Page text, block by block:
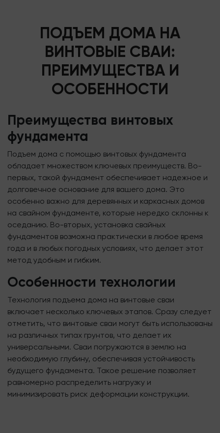
ПОДЪЕМ ДОМА НА
ВИНТОВЫЕ СВАИ:
ПРЕИМУЩЕСТВА И
ОСОБЕННОСТИ
Преимущества винтовых
фундамента
Подъем дома с помощью винтовых фундамента
обладает множеством ключевых преимуществ. Во-
первых, такой фундамент обеспечивает надежное и
долговечное основание для вашего дома. Это
особенно важно для деревянных и каркасных домов
на свайном фундаменте, которые нередко склонны к
оседанию. Во-вторых, установка свайных
фундаментов возможна практически в любое время
года и в любых погодных условиях, что делает этот
метод удобным и гибким.
Особенности технологии
Технология подъема дома на винтовые сваи
включает несколько ключевых этапов. Сразу следует
отметить, что винтовые сваи могут быть использованы
на различных типах грунтов, что делает их
универсальными. Сваи погружаются в землю на
необходимую глубину, обеспечивая устойчивость
будущего фундамента. Такое решение позволяет
равномерно распределить нагрузку и
минимизировать риск деформации конструкции.